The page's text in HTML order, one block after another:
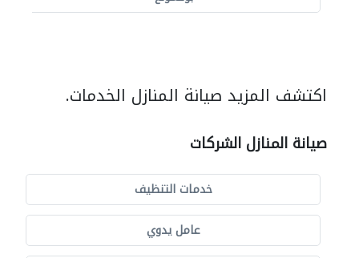
اكتشف المزيد صيانة المنازل الخدمات.
صيانة المنازل الشركات
خدمات التنظيف
عامل يدوي